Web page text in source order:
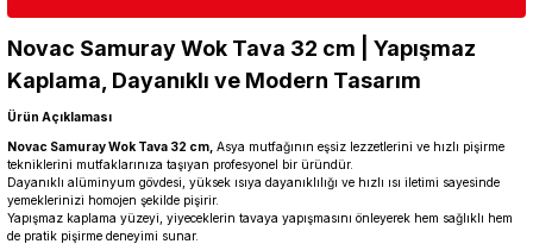
Novac Samuray Wok Tava 32 cm | Yapışmaz
Kaplama, Dayanıklı ve Modern Tasarım
Ürün Açıklaması
Novac Samuray Wok Tava 32 cm, Asya mutfağının eşsiz lezzetlerini ve hızlı pişirme
tekniklerini mutfaklarınıza taşıyan profesyonel bir üründür.
Dayanıklı alüminyum gövdesi, yüksek ısıya dayanıklılığı ve hızlı ısı iletimi sayesinde
yemeklerinizi homojen şekilde pişirir.
Yapışmaz kaplama yüzeyi, yiyeceklerin tavaya yapışmasını önleyerek hem sağlıklı hem
de pratik pişirme deneyimi sunar.